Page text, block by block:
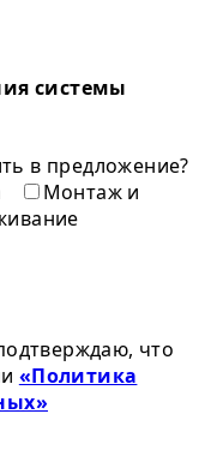
системы
в предложение?
Монтаж и
что
«Политика